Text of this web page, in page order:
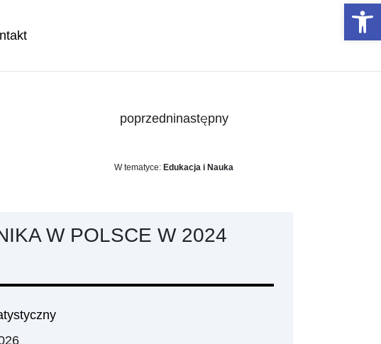
poprzedninastępny
W tematyce: Edukacja i Nauka
W POLSCE W 2024